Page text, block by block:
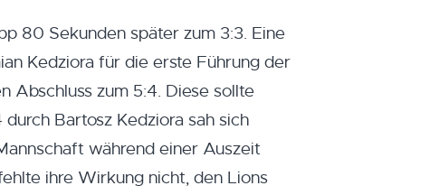
80 Sekunden später zum 3:3. Eine
Kedziora für die erste Führung der
Abschluss zum 5:4. Diese sollte
Bartosz Kedziora sah sich
während einer Auszeit
ihre Wirkung nicht, den Lions